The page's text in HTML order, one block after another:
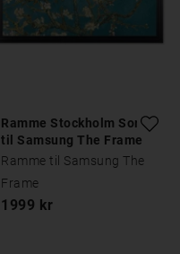
Ramme Stockholm Sort
til Samsung The Frame
Ramme til Samsung The
Frame
1999 kr